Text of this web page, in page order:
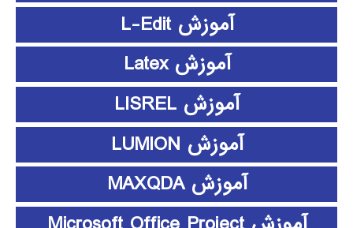
آموزش L-Edit
آموزش Latex
آموزش LISREL
آموزش LUMION
آموزش MAXQDA